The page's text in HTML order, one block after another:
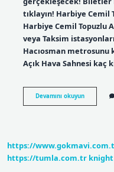
tıklayın! Harbiye Cemil
Harbiye Cemil Topuzlu
veya Taksim
Hacıosman
Açık Hava Sahnesi
Devamını okuyunIstanbul
Açık
https://
https://tumla.com.tr